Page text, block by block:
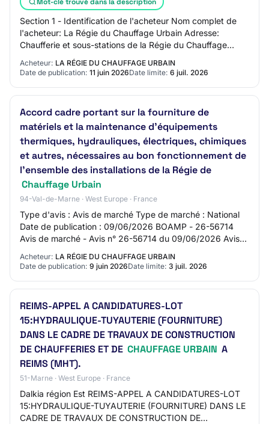
Section 1 - Identification de l'acheteur Nom complet de
l'acheteur: La Régie du Chauffage Urbain Adresse:
Chaufferie et sous-stations de la Régie du Chauffage
Urbain situées sur les communes de Fonte…
Acheteur: LA RÉGIE DU CHAUFFAGE URBAIN
Date de publication: 11 juin 2026Date limite: 6 juil. 2026
Accord cadre portant sur la fourniture de
matériels et la maintenance d'équipements
thermiques, hydrauliques, électriques, chimiques
et autres, nécessaires au bon fonctionnement de
l'ensemble des installations de la Régie de
Chauffage Urbain
94-Val-de-Marne · West Europe · France
Type d'avis : Avis de marché Type de marché : National
Date de publication : 09/06/2026 BOAMP - 26-56714
Avis de marché - Avis n° 26-56714 du 09/06/2026 Avis
de marché Département(s) de publication :…
Acheteur: LA RÉGIE DU CHAUFFAGE URBAIN
Date de publication: 9 juin 2026Date limite: 3 juil. 2026
REIMS-APPEL A CANDIDATURES-LOT
15:HYDRAULIQUE-TUYAUTERIE (FOURNITURE)
DANS LE CADRE DE TRAVAUX DE CONSTRUCTION
DE CHAUFFERIES ET DE CHAUFFAGE URBAIN A
REIMS (MHT).
51-Marne · West Europe · France
Dalkia région Est REIMS-APPEL A CANDIDATURES-LOT
15:HYDRAULIQUE-TUYAUTERIE (FOURNITURE) DANS LE
CADRE DE TRAVAUX DE CONSTRUCTION DE